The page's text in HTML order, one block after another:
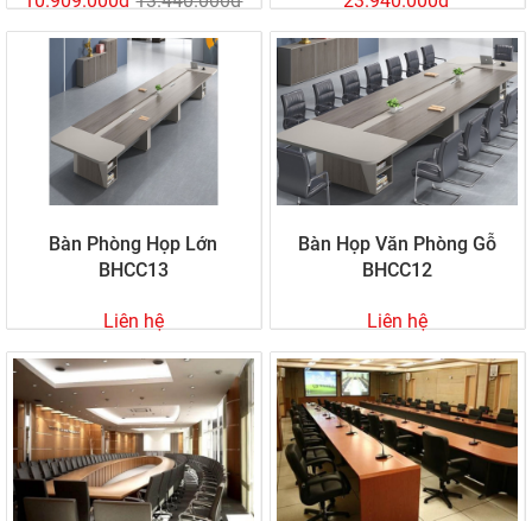
Bàn Phòng Họp Lớn
BHCC13
Liên hệ
Bàn Họp Văn Phòng Gỗ
BHCC12
Liên hệ